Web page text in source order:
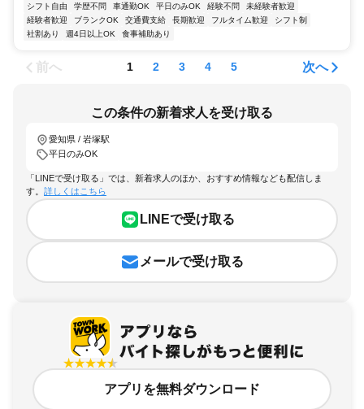
シフト自由
学歴不問 車通勤OK 平日のみOK 経験不問
未経験者歓迎
経験者歓迎
ブランクOK 交通費支給 長期歓迎 フルタイム歓迎
シフト制
社割あり
週4日以上OK 食事補助あり
前へ 1 2 3 4 5 次へ
この条件の新着求人を受け取る
愛知県 / 岩塚駅
平日のみOK
「LINEで受け取る」では、新着求人のほか、おすすめ情報なども配信しま
す。 詳しくはこちら
LINEで受け取る
メールで受け取る
アプリを無料ダウンロード